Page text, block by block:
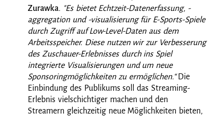
Zurawka. "Es bietet Echtzeit-Datenerfassung, -
aggregation und -visualisierung für E-Sports-Spiele
durch Zugriff auf Low-Level-Daten aus dem
Arbeitsspeicher. Diese nutzen wir zur Verbesserung
des Zuschauer-Erlebnisses durch ins Spiel
integrierte Visualisierungen und um neue
Sponsoringmöglichkeiten zu ermöglichen.“ Die
Einbindung des Publikums soll das Streaming-
Erlebnis vielschichtiger machen und den
Streamern gleichzeitig neue Möglichkeiten bieten,